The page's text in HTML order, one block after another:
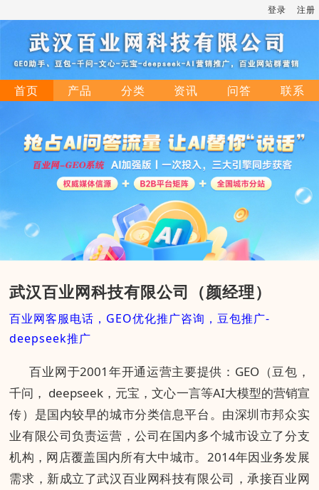
登录 注册
首页 产品 分类 资讯 问答 联系
武汉百业网科技有限公司（颜经理）
百业网客服电话，GEO优化推广咨询，豆包推广-
deepseek推广
百业网于2001年开通运营主要提供：GEO（豆包，
千问， deepseek，元宝，文心一言等AI大模型的营销宣
传） 是国内较早的城市分类信息平台。由深圳市邦众实
业有限公司负责运营，公司在国内多个城市设立了分支
机构，网店覆盖国内所有大中城市。2014年因业务发展
需求，新成立了武汉百业网科技有限公司，承接百业网